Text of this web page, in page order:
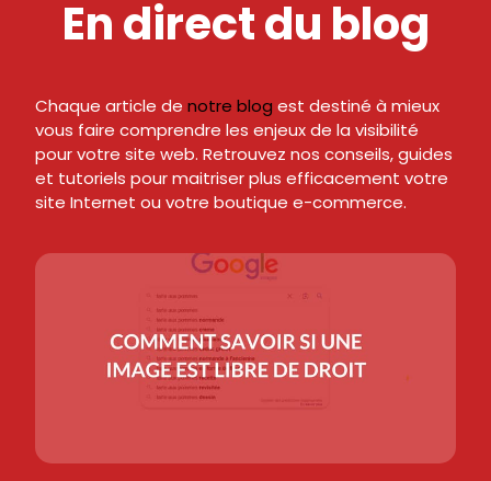
En direct du blog
Chaque article de notre blog est destiné à mieux
vous faire comprendre les enjeux de la visibilité
pour votre site web. Retrouvez nos conseils, guides
et tutoriels pour maitriser plus efficacement votre
site Internet ou votre boutique e-commerce.